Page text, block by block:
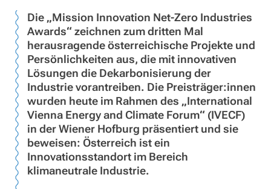
Die „Mission Innovation Net-Zero Industries
Awards“ zeichnen zum dritten Mal
herausragende österreichische Projekte und
Persönlichkeiten aus, die mit innovativen
Lösungen die Dekarbonisierung der
Industrie vorantreiben. Die Preisträger:innen
wurden heute im Rahmen des „International
Vienna Energy and Climate Forum“ (IVECF)
in der Wiener Hofburg präsentiert und sie
beweisen: Österreich ist ein
Innovationsstandort im Bereich
klimaneutrale Industrie.